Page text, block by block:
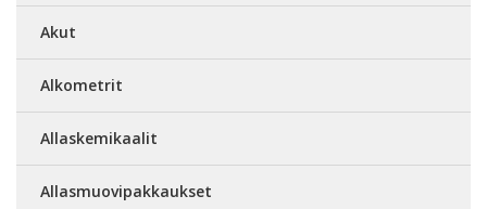
Akut
Alkometrit
Allaskemikaalit
Allasmuovipakkaukset